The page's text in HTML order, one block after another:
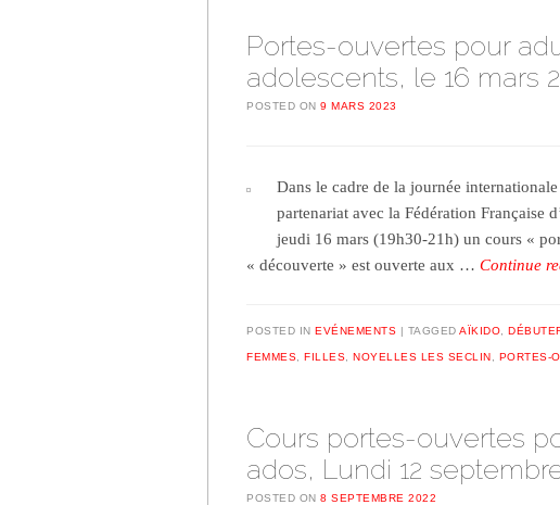
Portes-ouvertes pour
adolescents, le 16 mars
POSTED ON 9 MARS 2023
Dans le cadre de la journée
partenariat avec la Fédération Française
jeudi 16 mars (19h30-21h) un cours «
« découverte » est ouverte aux … Continue
POSTED IN EVÉNEMENTS TAGGED AÏKIDO
FEMMES FILLES NOYELLES LES SECLIN PORTES-
Cours portes-ouvertes
ados, Lundi 12
POSTED ON 8 SEPTEMBRE 2022